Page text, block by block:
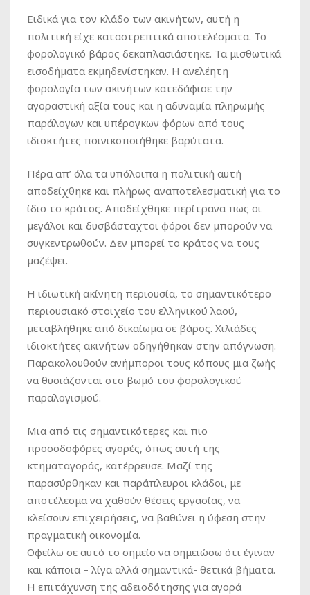
Ειδικά για τον κλάδο των ακινήτων, αυτή η
πολιτική είχε καταστρεπτικά αποτελέσματα. Το
φορολογικό βάρος δεκαπλασιάστηκε. Τα μισθωτικά
εισοδήματα εκμηδενίστηκαν. Η ανελέητη
φορολογία των ακινήτων κατεδάφισε την
αγοραστική αξία τους και η αδυναμία πληρωμής
παράλογων και υπέρογκων φόρων από τους
ιδιοκτήτες ποινικοποιήθηκε βαρύτατα.
Πέρα απ’ όλα τα υπόλοιπα η πολιτική αυτή
αποδείχθηκε και πλήρως αναποτελεσματική για το
ίδιο το κράτος. Αποδείχθηκε περίτρανα πως οι
μεγάλοι και δυσβάσταχτοι φόροι δεν μπορούν να
συγκεντρωθούν. Δεν μπορεί το κράτος να τους
μαζέψει.
Η ιδιωτική ακίνητη περιουσία, το σημαντικότερο
περιουσιακό στοιχείο του ελληνικού λαού,
μεταβλήθηκε από δικαίωμα σε βάρος. Χιλιάδες
ιδιοκτήτες ακινήτων οδηγήθηκαν στην απόγνωση.
Παρακολουθούν ανήμποροι τους κόπους μια ζωής
να θυσιάζονται στο βωμό του φορολογικού
παραλογισμού.
Μια από τις σημαντικότερες και πιο
προσοδοφόρες αγορές, όπως αυτή της
κτηματαγοράς, κατέρρευσε. Μαζί της
παρασύρθηκαν και παράπλευροι κλάδοι, με
αποτέλεσμα να χαθούν θέσεις εργασίας, να
κλείσουν επιχειρήσεις, να βαθύνει η ύφεση στην
πραγματική οικονομία.
Οφείλω σε αυτό το σημείο να σημειώσω ότι έγιναν
και κάποια – λίγα αλλά σημαντικά- θετικά βήματα.
Η επιτάχυνση της αδειοδότησης για αγορά